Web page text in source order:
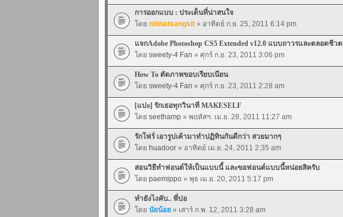
การออกแบบ : ประเด็นที่น่าสนใจ
โดย nitinatsangsit » อาทิตย์ ก.ย. 25, 2011 6:14 pm
แจกAdobe Photoshop CS5 Extended v12.0 แบบถาวรและตลอดชีวต
โดย sweety-4 Fan » ศุกร์ ก.ย. 23, 2011 3:06 pm
How To ตัดภาพขอบเรียบเนียน
โดย sweety-4 Fan » ศุกร์ ก.ย. 23, 2011 2:28 am
[แปะ] รักเธอทุกวินาที MAKESELF
โดย seethamp » พฤหัสฯ. เม.ย. 28, 2011 11:27 am
รักโฟร์ เอารูปเค้ามาทำปฏิทินกันดีกว่า สวยมากๆ
โดย huadoor » อาทิตย์ เม.ย. 24, 2011 2:35 am
สอนวิธีทำฟอนต์ให้เป็นแบบนี้ และขอฟอนต์แบบนี้หน่อยสิครับ
โดย paemippo » พุธ เม.ย. 20, 2011 5:17 pm
ทำยังไงคับ.. พี่ปอ
โดย นัยน้อย » เสาร์ ก.พ. 12, 2011 3:28 am